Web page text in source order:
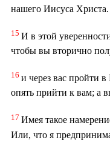
нашего Иисуса Христа.
15 И в этой
чтобы вы вторично
16 и через вас пройти
опять прийти к вам; а
17 Имея такое
Или, что я